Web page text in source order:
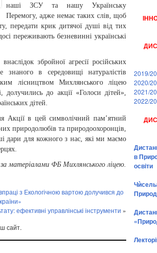
наші ЗСУ та нашу Українську
Перемогу, адже немає таких слів, щоб
передати крик дитячої душі від тих
переживають безневинні українські
збройної агресії російських
в середовищі натуралістів
лісництвом Михлянського ліцею
до акції «Голоси дітей»,
дітей.
Акції в цей символічний пам’ятний
природолюбів та природоохоронців,
дари для кожного з нас, які ми маємо
ФБ Михлянського ліцею.
з Екологічною вартою долучився до
ефективні управлінські інструменти »
сайт.
2019/
2020/
2021/
2022/
в
освіти